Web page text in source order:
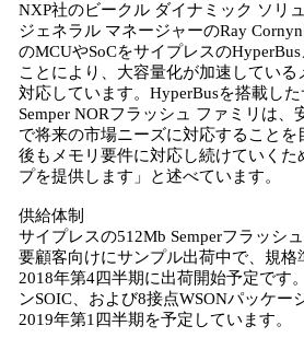
NXP社のビークル ダイナミック ソリ
ジェネラル マネージャーのRay
のMCUやSoCをサイプレスの
ことにより、大容量化が加速している
対応しています。HyperBusを搭載し
Semper NORフラッシュ ファミリは、
で将来の市場ニーズに対応すること
後もメモリ要件に対応し続けていくた
プを提供します」と述べています。
供給体制
サイプレスの512Mb Semperフラッシ
要顧客向けにサンプル出荷中で、規格
2018年第4四半期に出荷開始予定です
ンSOIC、および8接点WSONパッケー
2019年第1四半期を予定しています。